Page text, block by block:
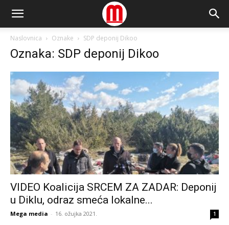
Naslovnica Oznake SDP deponij Dikoo
Oznaka: SDP deponij Dikoo
VIDEO Koalicija SRCEM ZA ZADAR: Deponij
u Diklu, odraz smeća lokalne...
Mega media - 16. ožujka 2021. 1